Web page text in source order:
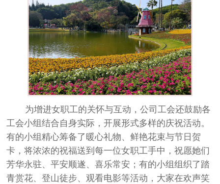
为增进女职工的关怀与互动，公司工会还鼓励各
工会小组结合自身实际，开展形式多样的庆祝活动。
有的小组精心筹备了暖心礼物、鲜艳花束与节日贺
卡，将浓浓的祝福送到每一位女职工手中，祝愿她们
芳华永驻、平安顺遂、喜乐常安；有的小组组织了踏
青赏花、登山徒步、观看电影等活动，大家在欢声笑